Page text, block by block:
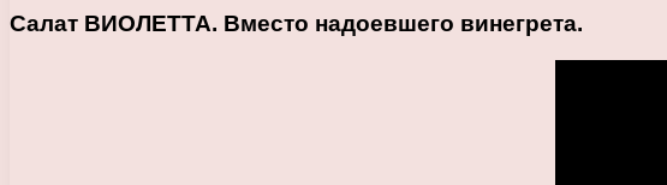
Салат ВИОЛЕТТА. Вместо надоевшего винегрета.